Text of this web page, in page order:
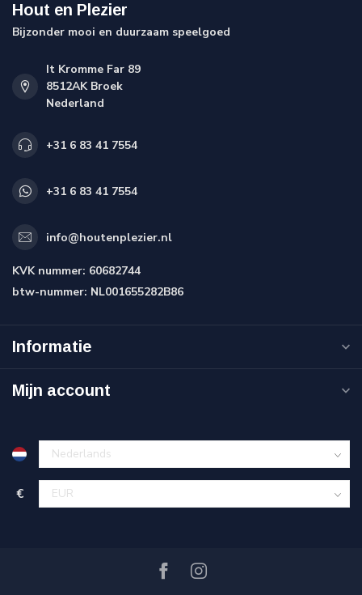
Hout en Plezier
Bijzonder mooi en duurzaam speelgoed
It Kromme Far 89
8512AK Broek
Nederland
+31 6 83 41 7554
+31 6 83 41 7554
info@houtenplezier.nl
KVK nummer: 60682744
btw-nummer: NL001655282B86
Informatie
Mijn account
€